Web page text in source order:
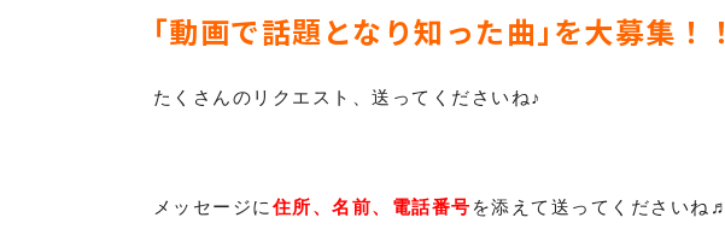
｢動画で話題となり知った曲｣ を大募集！！
たくさんのリクエスト、送ってくださいね♪
メッセージに 住所、名前、電話番号 を添えて送ってくださいね♬